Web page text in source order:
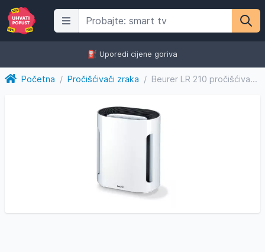
⛽️ Uporedi cijene goriva
Početna / Pročišćivači zraka / Beurer LR 210 pročišćivač zraka